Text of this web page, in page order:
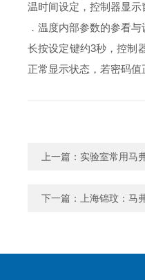
温时间设定，控制器显示
．温度内部参数的参看与
长按设定键约3秒，控制
正常显示状态，若密码
上一篇： 实验室常用马
下一篇： 上海锦玟：马